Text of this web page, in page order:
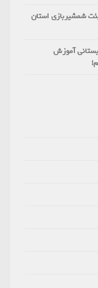
شمشیربازی استان
آموزش